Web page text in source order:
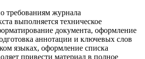
требованиям журнала
выполняется техническое
документа, оформление
аннотации и ключевых слов
языках, оформление списка
привести материал в полное